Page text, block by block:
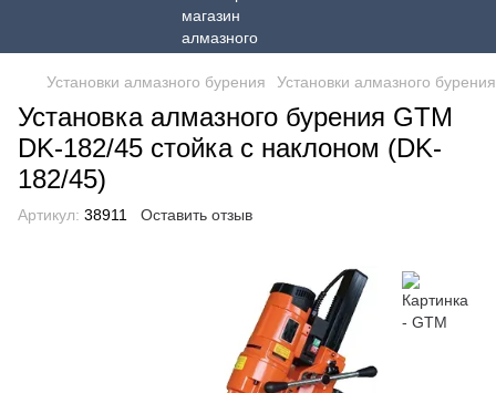
Установки алмазного бурения Установки алмазного
Установка алмазного бурения GTM
DK-182/45 стойка с наклоном (DK-
182/45)
Артикул: 38911 Оставить отзыв